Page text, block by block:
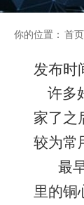
你的位置： 首页
发布时
许多
家了之
较为常
最早
里的铜